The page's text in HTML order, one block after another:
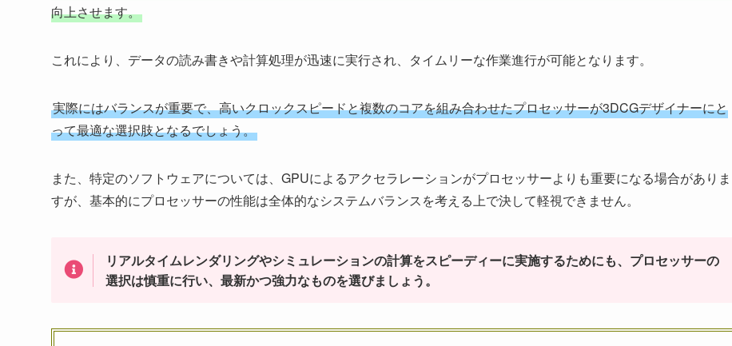
向上させます。
これにより、データの読み書きや計算処理が迅速に実行され、タイムリーな作業進行が可能となります。
実際にはバランスが重要で、高いクロックスピードと複数のコアを組み合わせたプロセッサーが3DCGデザイナーにと
って最適な選択肢となるでしょう。
また、特定のソフトウェアについては、GPUによるアクセラレーションがプロセッサーよりも重要になる場合がありま
すが、基本的にプロセッサーの性能は全体的なシステムバランスを考える上で決して軽視できません。
リアルタイムレンダリングやシミュレーションの計算をスピーディーに実施するためにも、プロセッサーの
選択は慎重に行い、最新かつ強力なものを選びましょう。